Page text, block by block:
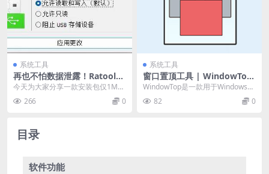
系统工具
再也不怕数据泄露！Ratool让
你掌控USB设备权限
今天为大家分享一款安装包仅1MB
大小的实用小助手，这个软件目前
只有Windows...
266 0
系统工具
窗口置顶工具 | WindowTop
Pro v5.28.6 / 5.29.0 Beta 中
WindowTop是一款用于Windows操
作系统的实用工具，它可以帮助用
户对窗...
82 0
目录
软件功能